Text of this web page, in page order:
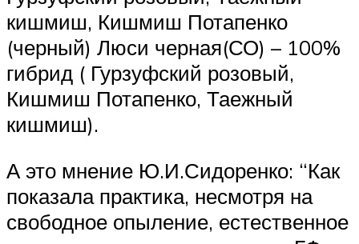
кишмиш, Кишмиш Потапенко
(черный) Люси черная(СО) – 100%
гибрид ( Гурзуфский розовый,
Кишмиш Потапенко, Таежный
кишмиш).
А это мнение Ю.И.Сидоренко: “Как
показала практика, несмотря на
свободное опыление, естественное